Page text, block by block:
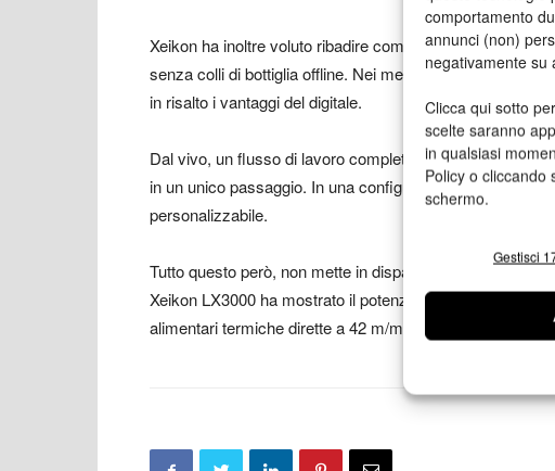
comportamento
annunci (non)
negativamente su
Clicca qui sotto
scelte saranno
in qualsiasi
Policy o cliccando
schermo.
Gestisci
Xeikon ha inoltre voluto ribadire come il digitale possa
senza colli di bottiglia offline. Nei mercati con un alto
in risalto i vantaggi del digitale.
Dal vivo, un flusso di lavoro completamente integrato,
in un unico passaggio. In una configurazione
personalizzabile.
Tutto questo però, non mette in disparte le tecnologie
Xeikon LX3000 ha mostrato il potenziale dell’ECO
alimentari termiche dirette a 42 m/min.